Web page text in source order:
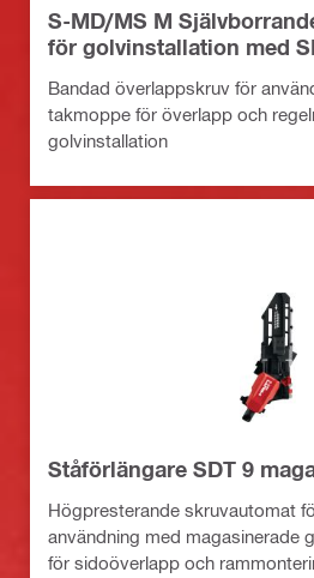
S-MD/MS M
för golvinstallation med
Bandad överlappskruv för
takmoppe för överlapp och
golvinstallation
Ståförlängare SDT 9
Högpresterande skruvautomat
användning med magasinerade
för sidoöverlapp och